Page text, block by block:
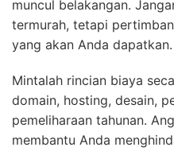
muncul belakangan.
termurah, tetapi
yang akan Anda
Mintalah rincian biaya
domain, hosting, desain,
pemeliharaan tahunan.
membantu Anda